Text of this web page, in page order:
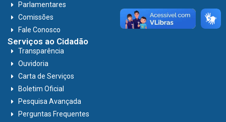
Parlamentares
Comissões
Fale Conosco
Serviços ao Cidadão
Transparência
Ouvidoria
Carta de Serviços
Boletim Oficial
Pesquisa Avançada
Perguntas Frequentes